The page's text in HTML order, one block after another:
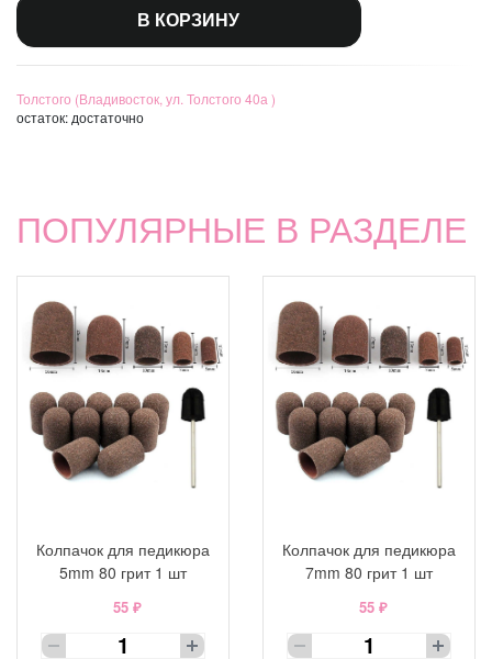
В КОРЗИНУ
Толстого (Владивосток, ул. Толстого 40а )
остаток: достаточно
ПОПУЛЯРНЫЕ В РАЗДЕЛЕ
Колпачок для педикюра
5mm 80 грит 1 шт
55 ₽
Колпачок для педикюра
7mm 80 грит 1 шт
55 ₽